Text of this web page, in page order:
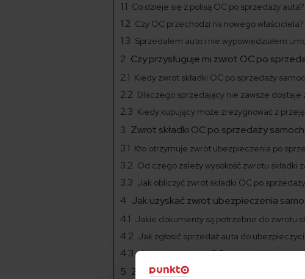
Co dzieje się z polisą OC po sprzedaży auta?
Czy OC przechodzi na nowego właściciela?
Sprzedałem auto i nie wypowiedziałem
Czy przysługuje mi zwrot OC po
Kiedy zwrot składki OC po sprzedaży
Dlaczego sprzedający nie zawsze dostaje
Kiedy kupujący może zrezygnować z
Zwrot składki OC po sprzedaży
Kto otrzymuje zwrot ubezpieczenia po
Od czego zależy wysokość zwrotu
Jak obliczyć zwrot składki OC po
Jak uzyskać zwrot ubezpieczenia
Jakie dokumenty są potrzebne do zwrotu
Jak zgłosić sprzedaż auta do
Jak uzyskać zwrot OC po sprzedaży
Zwrot OC po sprzedaży samochodu –